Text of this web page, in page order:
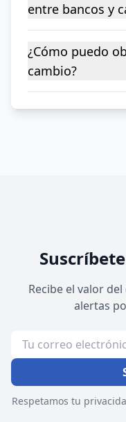
entre bancos y
¿Cómo puedo
cambio?
Recibe el valor
alertas
Respetamos tu